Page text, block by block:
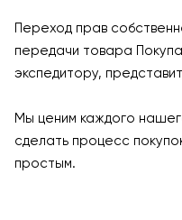
Переход прав
передачи товара
экспедитору,
Мы ценим каждого
сделать процесс
простым.